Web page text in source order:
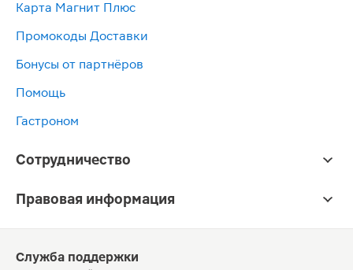
Карта Магнит Плюс
Промокоды Доставки
Бонусы от партнёров
Помощь
Гастроном
Сотрудничество
Правовая информация
Служба поддержки